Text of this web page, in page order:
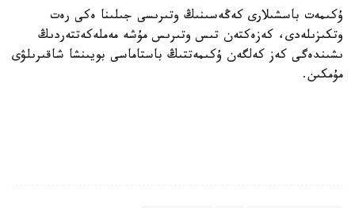
ۇكىمەت باسشىلارى كەڭەسىنىڭ وتىرىسى جىلىنا ەكى رەت
وتكىزىلەدى، كەزەكتەن تىس وتىرىس مۇشە مەملەكەتتەردىڭ
ىشىندەگى كەز كەلگەن ۇكىمەتتىڭ باستاماسى بويىنشا شاقىرىلۋى
مۇمكىن.